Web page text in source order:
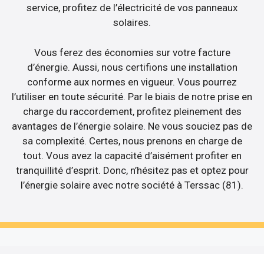
service, profitez de l’électricité de vos panneaux
solaires.
Vous ferez des économies sur votre facture
d’énergie. Aussi, nous certifions une installation
conforme aux normes en vigueur. Vous pourrez
l’utiliser en toute sécurité. Par le biais de notre prise en
charge du raccordement, profitez pleinement des
avantages de l’énergie solaire. Ne vous souciez pas de
sa complexité. Certes, nous prenons en charge de
tout. Vous avez la capacité d’aisément profiter en
tranquillité d’esprit. Donc, n’hésitez pas et optez pour
l’énergie solaire avec notre société à Terssac (81).